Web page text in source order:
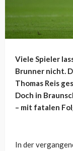
Viele Spieler
Brunner nicht.
Thomas Reis
Doch in
– mit fatalen
In der